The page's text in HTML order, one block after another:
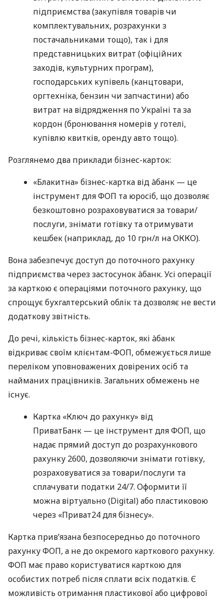
підприємства (закупівля товарів чи
комплектувальних, розрахунки з
постачальниками тощо), так і для
представницьких витрат (офіційних
заходів, культурних програм),
господарських купівель (канцтовари,
оргтехніка, бензин чи запчастини) або
витрат на відрядження по Україні та за
кордон (бронювання номерів у готелі,
купівлю квитків, оренду авто тощо).
Розглянемо два приклади бізнес-карток:
«Блакитна» бізнес-картка від àбанк — це
інструмент для ФОП та юросіб, що дозволяє
безкоштовно розраховуватися за товари/
послуги, знімати готівку та отримувати
кешбек (наприклад, до 10 грн/л на ОККО).
Вона забезпечує доступ до поточного рахунку
підприємства через застосунок àбанк. Усі операції
за карткою є операціями поточного рахунку, що
спрощує бухгалтерський облік та дозволяє не вести
додаткову звітність.
До речі, кількість бізнес-карток, які àбанк
відкриває своїм клієнтам-ФОП, обмежується лише
переліком уповноважених довірених осіб та
найманих працівників. Загальних обмежень не
існує.
Картка «Ключ до рахунку» від
ПриватБанк — це інструмент для ФОП, що
надає прямий доступ до розрахункового
рахунку 2600, дозволяючи знімати готівку,
розраховуватися за товари/послуги та
сплачувати податки 24/7. Оформити її
можна віртуально (Digital) або пластиковою
через «Приват24 для бізнесу».
Картка прив’язана безпосередньо до поточного
рахунку ФОП, а не до окремого карткового рахунку.
ФОП має право користуватися карткою для
особистих потреб після сплати всіх податків. Є
можливість отримання пластикової або цифрової